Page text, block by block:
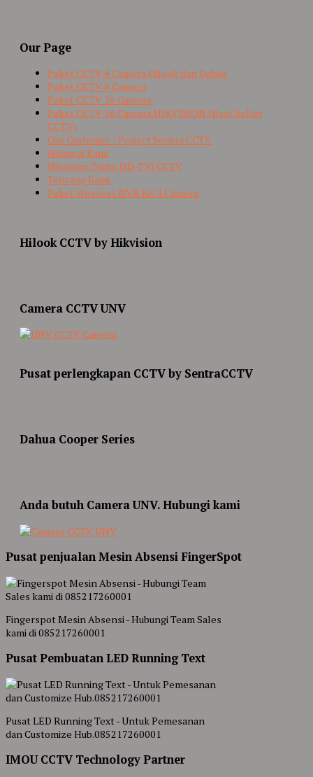
Our Page
Paket CCTV 4 Camera Hilook dan Dahua
Paket CCTV 8 Camera
Paket CCTV 16 Camera
Paket CCTV 16 Camera HIKVISION (Best Seller
CCTV)
Our Customer / Project Sentra CCTV
Hubungi Kami
Hikvision Turbo HD-TVI CCTV
Tentang Kami
Paket Wireless NVR Kit 4 Camera
Hilook CCTV by Hikvision
Camera CCTV UNV
Pusat perlengkapan CCTV by SentraCCTV
Dahua Cooper Series
Anda butuh Camera UNV. Hubungi kami
Pusat penjualan Mesin Absensi FingerSpot
Fingerspot Mesin Absensi - Hubungi Team Sales
kami di 085217260001
Pusat Pembuatan LED Running Text
Pusat LED Running Text - Untuk Pemesanan
dan Customize Hub.085217260001
IMOU CCTV Technology Partner